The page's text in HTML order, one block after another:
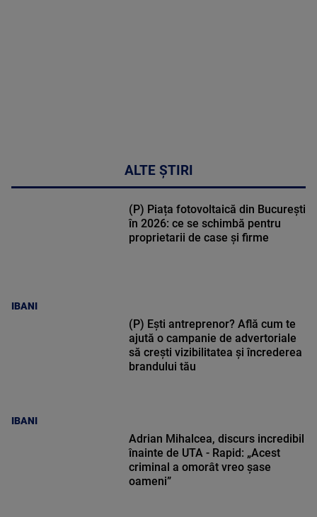
ALTE ȘTIRI
IBANI
(P) Piața fotovoltaică din București
în 2026: ce se schimbă pentru
proprietarii de case și firme
IBANI
(P) Ești antreprenor? Află cum te
ajută o campanie de advertoriale
să crești vizibilitatea și încrederea
brandului tău
Adrian Mihalcea, discurs incredibil
înainte de UTA - Rapid: „Acest
criminal a omorât vreo șase
oameni”